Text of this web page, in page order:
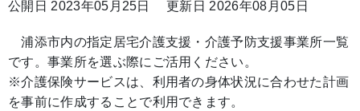
公開日 2023年05月25日
更新日 2026年08月05日
浦添市内の指定居宅介護支援・介護予防支援事業所一覧
です。事業所を選ぶ際にご活用ください。
※介護保険サービスは、利用者の身体状況に合わせた計画
を事前に作成することで利用できます。